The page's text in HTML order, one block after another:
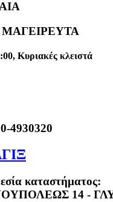
ΜΑΓΕΙΡΕΥΤΑ
Κυριακές κλειστά
4930320
καταστήματος:
14 -